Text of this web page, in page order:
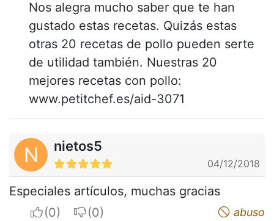
Nos alegra mucho saber que te han
gustado estas recetas. Quizás estas
otras 20 recetas de pollo pueden serte
de utilidad también. Nuestras 20
mejores recetas con pollo:
www.petitchef.es/aid-3071
N nietos5
04/12/2018
Especiales artículos, muchas gracias
I apreciateI do not appreciate abuso